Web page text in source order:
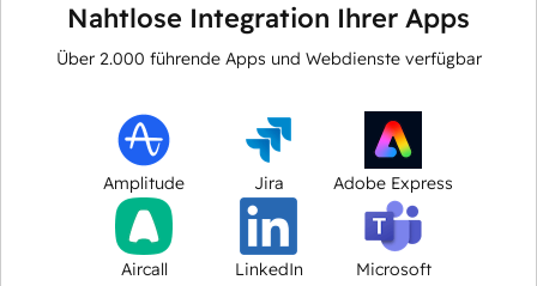
Nahtlose Integration Ihrer Apps
Über 2.000 führende Apps und Webdienste verfügbar
Amplitude Jira Adobe Express
Aircall LinkedIn
Microsoft